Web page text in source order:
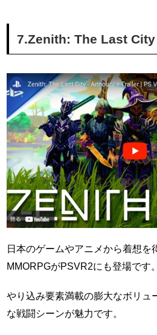
7.Zenith: The Last City
日本のゲームやアニメから着想を
MMORPGがPSVR2にも登場です。
やり込み要素満載の膨大なボリュ
な戦闘シーンが魅力です。